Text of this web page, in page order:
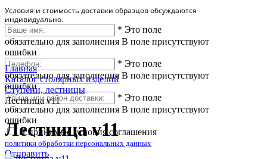
Условия и стоимость доставки образцов обсуждаются
индивидуально.
* Это поле
обязательно для заполнения В поле присутствуют
ошибки
* Это поле
обязательно для заполнения В поле присутствуют
ошибки
* Это поле
обязательно для заполнения В поле присутствуют
ошибки
Я принимаю условия соглашения
политики обработки персональных данных
Отправить
Главная
Каталог столярных изделий
Ступени, лестницы
Лестница v11
Лестница v11